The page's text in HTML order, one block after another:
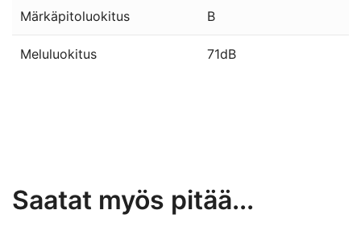
Märkäpitoluokitus B
Meluluokitus 71dB
Saatat myös pitää...